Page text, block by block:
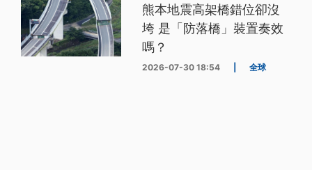
熊本地震高架橋錯位卻沒
垮 是「防落橋」裝置奏效
嗎？
2026-07-30 18:54 全球